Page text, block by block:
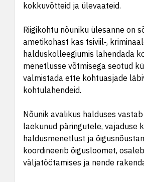
kokkuvõtteid ja ülevaateid.
Riigikohtu nõuniku ülesanne on
ametikohast kas tsiviil‑,
halduskolleegiumis lahendada
menetlusse võtmisega seotud
valmistada ette kohtuasjade
kohtulahendeid.
Nõunik avalikus halduses
laekunud päringutele, vajaduse
haldusmenetlust ja
koordineerib õigusloomet,
väljatöötamises ja nende